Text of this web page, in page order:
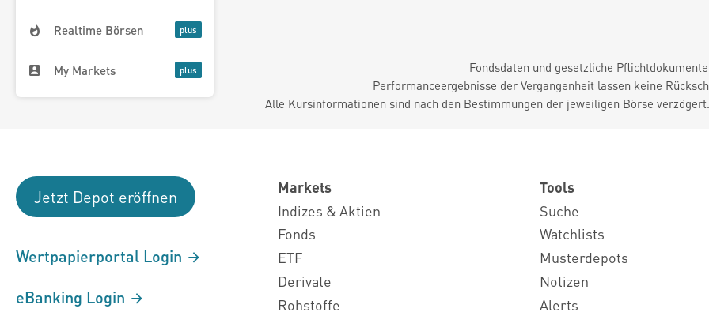
Realtime Börsen
My Markets
Fondsdaten und gesetzliche
Performanceergebnisse der Vergangenheit lassen keine
Alle Kursinformationen sind nach den Bestimmungen der jeweiligen Börse
Jetzt Depot eröffnen
Wertpapierportal Login
eBanking Login
Markets
Indizes & Aktien
Fonds
ETF
Derivate
Rohstoffe
Tools
Suche
Watchlists
Musterdepots
Notizen
Alerts